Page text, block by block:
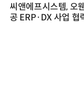
씨앤에프시스템, 오
공 ERP·DX 사업 협